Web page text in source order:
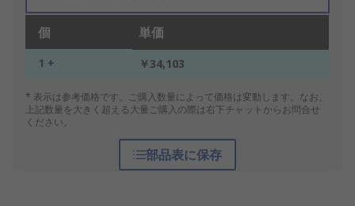
個 単価
1 + ￥34,103
* 表示は参考価格です。ご購入数量によって価格は変動します。なお、
上記数量を大きく超える大量ご購入の際は右下チャットからお問合せ
ください。
部品表に保存